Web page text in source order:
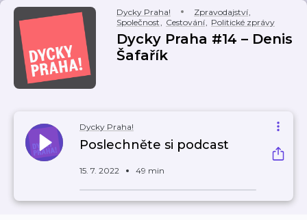
Dycky Praha! Zpravodajství,
Společnost, Cestování, Politické zprávy
Dycky Praha #14 – Denis
Šafařík
Dycky Praha!
Poslechněte si podcast
15. 7. 2022 49 min